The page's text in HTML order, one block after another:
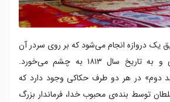
یک دروازه انجام می‌شود که بر روی سردر آن
حکاکی با خط عثمانی و به تاریخ سال ۱۸۱۳ به چشم می‌خورد.
دوم» در هر دو طرف حکاکی وجود دارد که
توسط بنده‌ی محبوب خدا، فرماندار بزرگ